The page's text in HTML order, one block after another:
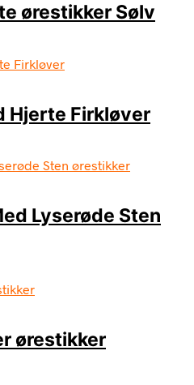
ørestikker Sølv
kr..
Hjerte Firkløver
kr..
Lyserøde Sten
kr..
ørestikker